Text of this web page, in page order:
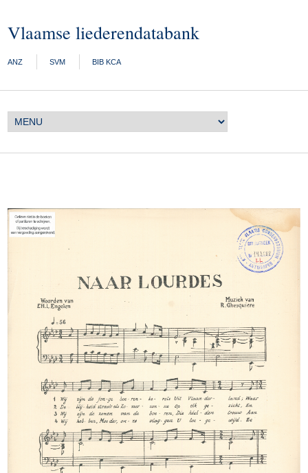
Vlaamse liederendatabank
ANZ SVM BIB KCA